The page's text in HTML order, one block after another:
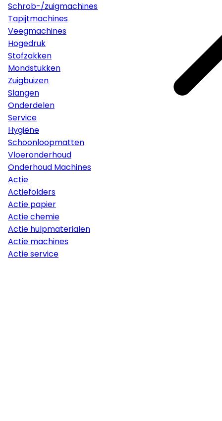
Schrob-/zuigmachines
Tapijtmachines
Veegmachines
Hogedruk
Stofzakken
Mondstukken
Zuigbuizen
Slangen
Onderdelen
Service
Hygiëne
Schoonloopmatten
Vloeronderhoud
Onderhoud Machines
Actie
Actiefolders
Actie papier
Actie chemie
Actie hulpmaterialen
Actie machines
Actie service